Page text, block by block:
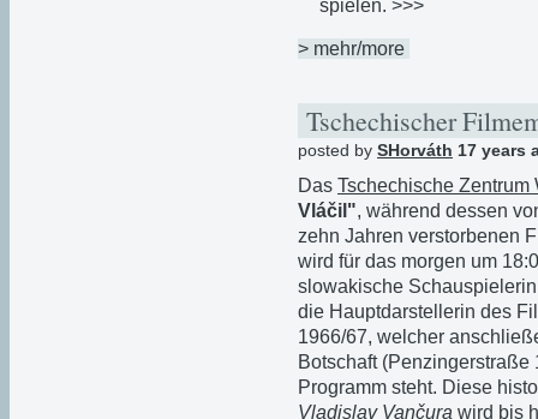
spielen. >>>
> mehr/more
Tschechischer
posted by SHorváth 17 years
Das Tschechische Zentrum
Vláčil", während dessen
zehn Jahren verstorbenen
wird für das morgen um
slowakische
die Hauptdarstellerin des
1966/67, welcher
Botschaft (Penzingerstraße
Programm steht. Diese
Vladislav Vančura wird bis